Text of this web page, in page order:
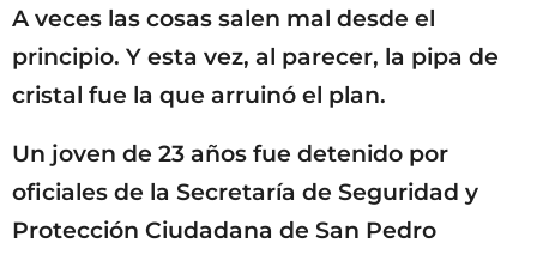
A veces las cosas salen mal desde el
principio. Y esta vez, al parecer, la pipa de
cristal fue la que arruinó el plan.
Un joven de 23 años fue detenido por
oficiales de la Secretaría de Seguridad y
Protección Ciudadana de San Pedro